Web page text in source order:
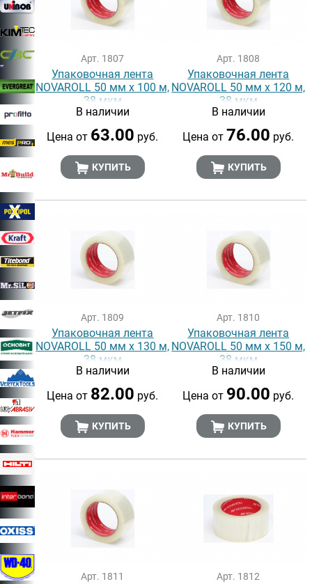
Арт. 1807
Упаковочная лента
NOVAROLL 50 мм х 100 м,
38 мкм
В наличии
Цена от 63.00 руб.
КУПИТЬ
Арт. 1808
Упаковочная лента
NOVAROLL 50 мм х 120 м,
38 мкм
В наличии
Цена от 76.00 руб.
КУПИТЬ
Арт. 1809
Упаковочная лента
NOVAROLL 50 мм х 130 м,
38 мкм
В наличии
Цена от 82.00 руб.
КУПИТЬ
Арт. 1810
Упаковочная лента
NOVAROLL 50 мм х 150 м,
38 мкм
В наличии
Цена от 90.00 руб.
КУПИТЬ
Арт. 1811 Арт. 1812